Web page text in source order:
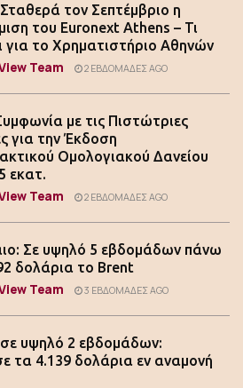
τον Σεπτέμβριο η
του Euronext Athens – Τι
για το Χρηματιστήριο Αθηνών
Team 2 ΕΒΔΟΜΆΔΕΣ AGO
με τις Πιστώτριες
για την Έκδοση
Ομολογιακού Δανείου
εκατ.
Team 2 ΕΒΔΟΜΆΔΕΣ AGO
Σε υψηλό 5 εβδομάδων πάνω
δολάρια το Brent
Team 3 ΕΒΔΟΜΆΔΕΣ AGO
υψηλό 2 εβδομάδων:
τα 4.139 δολάρια εν αναμονή